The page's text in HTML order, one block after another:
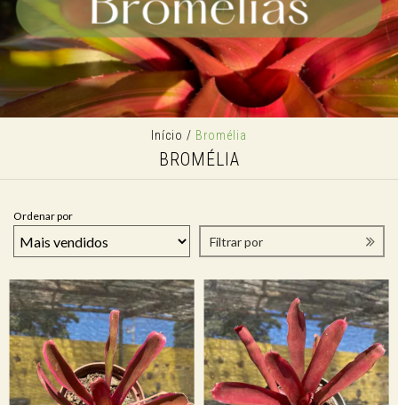
Início / Bromélia
BROMÉLIA
Ordenar por
Filtrar por